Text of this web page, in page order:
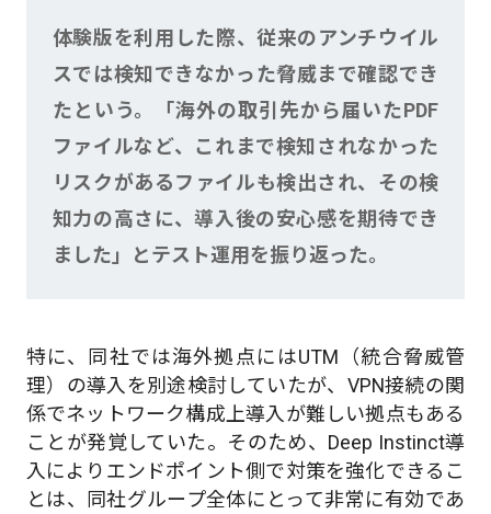
体験版を利用した際、従来のアンチウイル
スでは検知できなかった脅威まで確認でき
たという。「海外の取引先から届いたPDF
ファイルなど、これまで検知されなかった
リスクがあるファイルも検出され、その検
知力の高さに、導入後の安心感を期待でき
ました」とテスト運用を振り返った。
特に、同社では海外拠点にはUTM（統合脅威管
理）の導入を別途検討していたが、VPN接続の関
係でネットワーク構成上導入が難しい拠点もある
ことが発覚していた。そのため、Deep Instinct導
入によりエンドポイント側で対策を強化できるこ
とは、同社グループ全体にとって非常に有効であ